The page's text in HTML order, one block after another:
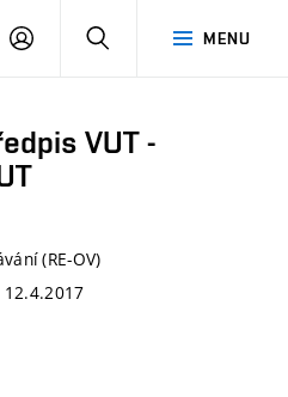
MENU
PŘIHLÁSIT
VUT -
(RE-OV)